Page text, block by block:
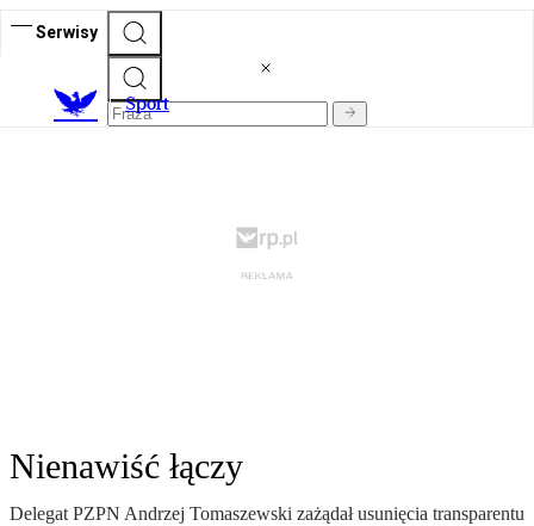
Serwisy
Sport
Nienawiść łączy
Delegat PZPN Andrzej Tomaszewski zażądał usunięcia transparentu